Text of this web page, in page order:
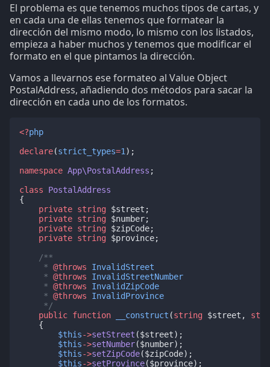
El problema es que tenemos muchos tipos de cartas, y
en cada una de ellas tenemos que formatear la
dirección del mismo modo, lo mismo con los listados,
empieza a haber muchos y tenemos que modificar el
formato en el que pintamos la dirección.
Vamos a llevarnos ese formateo al Value Object
PostalAddress, añadiendo dos métodos para sacar la
dirección en cada uno de los formatos.
<?php
declare(strict_types=1 );
namespace App\PostalAddress ;
class
PostalAddress
{
private string $street;
private string $number;
private string $zipCode;
private string $province;
/**
     *
@throws
InvalidStreet
     *
@throws
InvalidStreetNumber
     *
@throws
InvalidZipCode
     *
@throws
InvalidProvince
     */
public function __construct (string $street,
    {
$this->setStreet ($street);
$this->setNumber($number);
$this->setZipCode($zipCode);
$this->setProvince($province);